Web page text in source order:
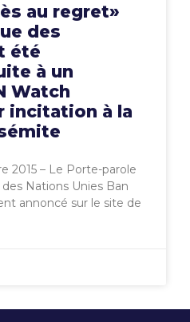
au regret»
des
été
à un
Watch
incitation à la
2015 – Le Porte-parole
Nations Unies Ban
annoncé sur le site de